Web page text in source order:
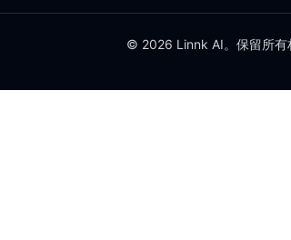
© 2026 Linnk AI。保留所有